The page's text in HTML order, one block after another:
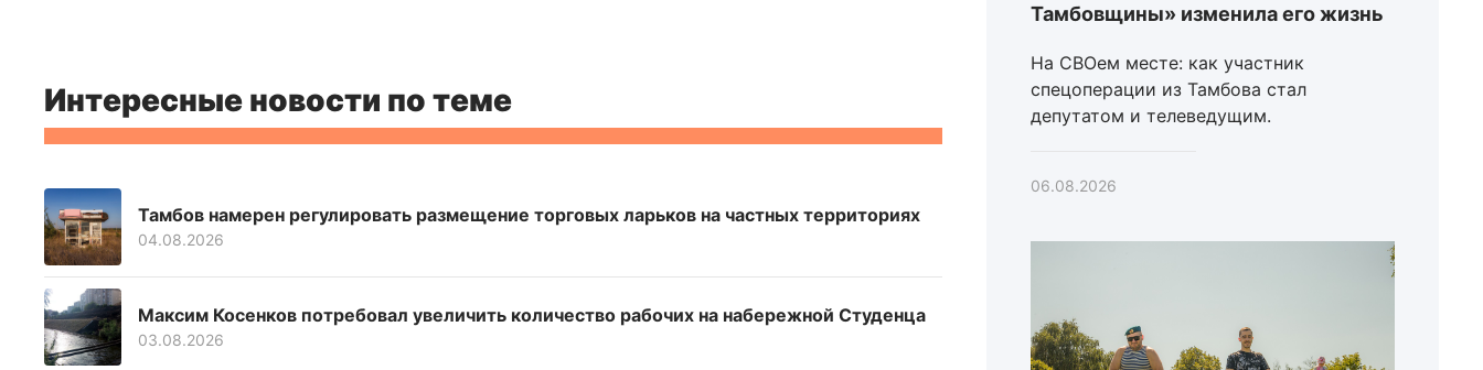
Интересные новости по теме
Тамбов намерен регулировать размещение торговых ларьков на частных территориях
04.08.2026
Максим Косенков потребовал увеличить количество рабочих на набережной Студенца
03.08.2026
Тамбовщины» изменила его жизнь
На СВОем месте: как участник
спецоперации из Тамбова стал
депутатом и телеведущим.
06.08.2026